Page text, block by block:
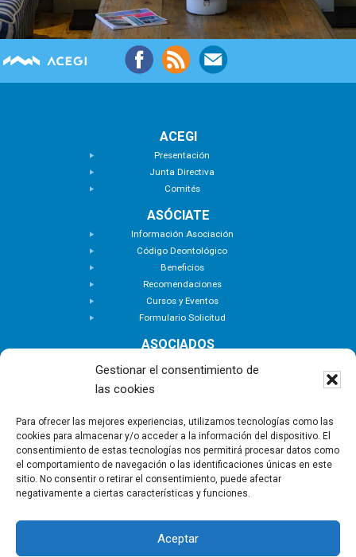
Gestionar el consentimiento de
las cookies
Para ofrecer las mejores experiencias, utilizamos tecnologías como las
cookies para almacenar y/o acceder a la información del dispositivo. El
consentimiento de estas tecnologías nos permitirá procesar datos como
el comportamiento de navegación o las identificaciones únicas en este
sitio. No consentir o retirar el consentimiento, puede afectar
negativamente a ciertas características y funciones.
Aceptar
ACEGI
Presentación
Junta Directiva
Comités
ASÓCIATE
Información Asociación
Código Deontológico
Beneficios
Recomendaciones
Cursos y Eventos
Formulario Solicitud
ASOCIADOS
Zona Privada
ACTUALIDAD
Notas de Prensa
Noticias
Nuevas Incorporaciones
CONTACTO